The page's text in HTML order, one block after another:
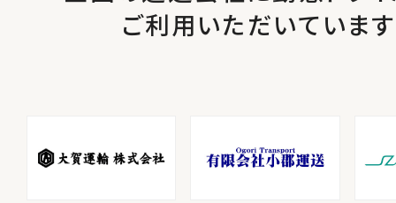
ご利用いただいています